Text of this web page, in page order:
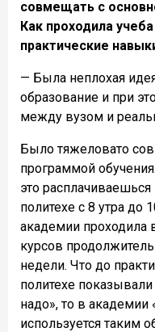
совмещать с
Как проходила
практические
— Была неплохая
образование и при
между вузом и
Было тяжеловато
программой
это
политехе с 8 утра до
академии проходила
курсов
недели. Что до
политехе показывали
надо», то в академии
используется таким